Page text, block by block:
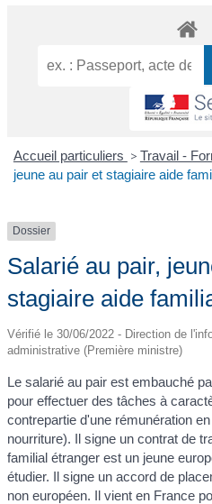
Accueil particuliers > Travail -
jeune au pair et stagiaire aide
Dossier
Salarié au pair,
stagiaire aide
Vérifié le 30/06/2022 - Direction de
administrative (Première ministre)
Le salarié au pair est embauché
pour effectuer des tâches à
contrepartie d'une rémunération
nourriture). Il signe un contrat de
familial étranger est un jeune
étudier. Il signe un accord de
non européen. Il vient en France